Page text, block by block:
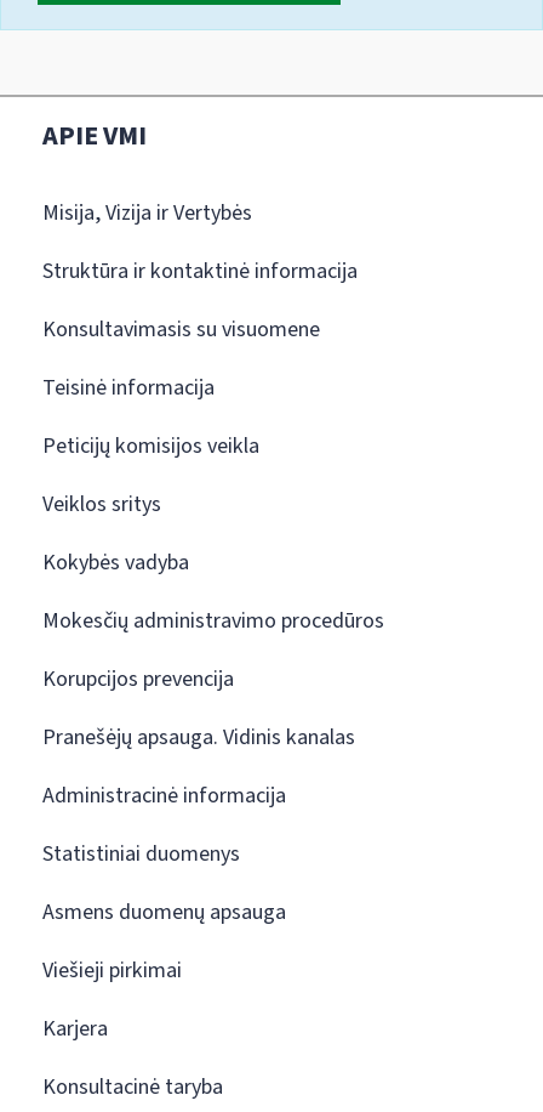
APIE VMI
Misija, Vizija ir Vertybės
Struktūra ir kontaktinė informacija
Konsultavimasis su visuomene
Teisinė informacija
Peticijų komisijos veikla
Veiklos sritys
Kokybės vadyba
Mokesčių administravimo procedūros
Korupcijos prevencija
Pranešėjų apsauga. Vidinis kanalas
Administracinė informacija
Statistiniai duomenys
Asmens duomenų apsauga
Viešieji pirkimai
Karjera
Konsultacinė taryba